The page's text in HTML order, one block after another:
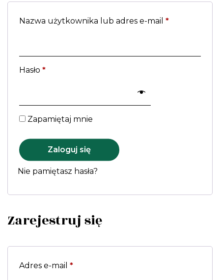
Nazwa użytkownika lub adres e-mail *
Hasło *
Zapamiętaj mnie
Zaloguj się
Nie pamiętasz hasła?
Zarejestruj się
Adres e-mail *